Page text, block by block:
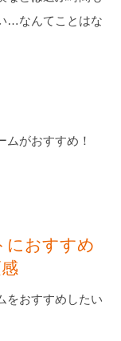
…なんてことはな
がおすすめ！
におすすめ
をおすすめしたい